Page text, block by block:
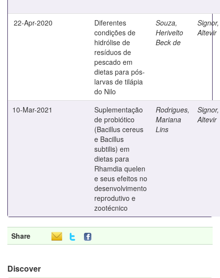
22-Apr-2020
Diferentes
condições de
hidrólise de
resíduos de
pescado em
dietas para pós-
larvas de tilápia
do Nilo
Souza,
Herivelto
Beck de
Signor,
Altevir
10-Mar-2021
Suplementação
de probiótico
(Bacillus cereus
e Bacillus
subtilis) em
dietas para
Rhamdia quelen
e seus efeitos no
desenvolvimento
reprodutivo e
zootécnico
Rodrigues,
Mariana
Lins
Signor,
Altevir
Share
Discover